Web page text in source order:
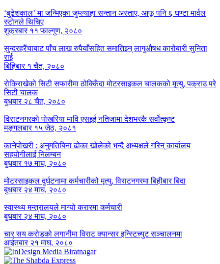
‘बुढेशकाल’ मा जन्मिएका जुम्ल्याहा सन्तान अस्ताए, आफू पनि ६ घण्टा मार्वल
स्टोनले थिचिए
शुक्रबार ११ फाल्गुण, २०८०
सुन्दरहरैंचाबाट पाँच लाख रुपैयाँसहित समातिइन् लागुऔषध कारोबारी सुनिता
राई
बिहिबार १ चैत, २०८०
रोकिराखेको सिटी सफारीमा ठोक्किँदा मोटरसाइकल चालकको मृत्यु, पक्राउ परे
सिटी चालक
बुधबार २८ चैत, २०८०
विराटनगरको पोखरिया मावि एसइई नतिजामा देशभरकै सर्वोत्कृष्ट
मङ्गलबार १५ जेठ, २०८१
कानेपोखरी : अनुमतिबिना ढोका खोलेको भन्दै अध्यक्षले गरिन् कार्यालय
सहयोगीलाई निलम्बन
बुधबार १७ माघ, २०८०
मोटरसाइकल दुर्घटनामा कर्मचारीको मृत्यु, विराटनगरमा बिहीबार बिदा
बुधबार २४ माघ, २०८०
स्वास्थ्य मन्त्रालयले माग्यो करारमा कर्मचारी
बुधबार २४ माघ, २०८०
चार सय करोडको लगानीमा विराट क्यान्सर इन्स्टिच्युट सञ्चालनमा
आईतबार २१ माघ, २०८०